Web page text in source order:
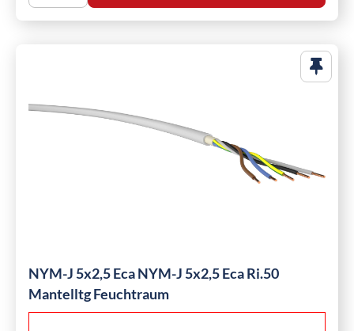
NYM-J 5x2,5 Eca NYM-J 5x2,5 Eca Ri.50
Mantelltg Feuchtraum